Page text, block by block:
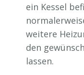
ein Kessel
weitere
den
lassen.